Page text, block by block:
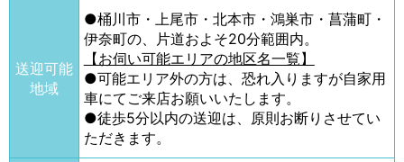
送迎可能
地域
●桶川市・上尾市・北本市・鴻巣市・菖蒲町・
伊奈町の、片道およそ20分範囲内。
【お伺い可能エリアの地区名一覧】
●可能エリア外の方は、恐れ入りますが自家用
車にてご来店お願いいたします。
●徒歩5分以内の送迎は、原則お断りさせてい
ただきます。